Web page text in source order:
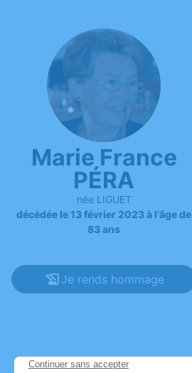
Marie France
PÉRA
née LIGUET
décédée le 13 février 2023 à l'âge de
83 ans
Je rends hommage